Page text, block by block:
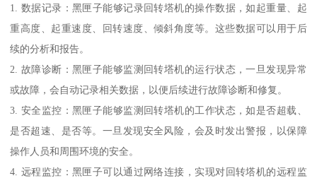
1. 数据记录：黑匣子能够记录回转塔机的操作数据，如起重量、起
重高度、起重速度、回转速度、倾斜角度等。这些数据可以用于后
续的分析和报告。
2. 故障诊断：黑匣子能够监测回转塔机的运行状态，一旦发现异常
或故障，会自动记录相关数据，以便后续进行故障诊断和修复。
3. 安全监控：黑匣子能够监测回转塔机的工作状态，如是否超载、
是否超速、是否等。一旦发现安全风险，会及时发出警报，以保障
操作人员和周围环境的安全。
4. 远程监控：黑匣子可以通过网络连接，实现对回转塔机的远程监